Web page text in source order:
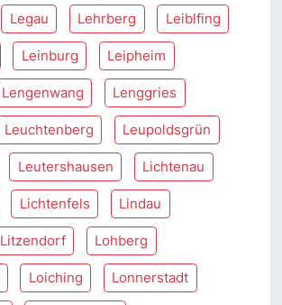
Legau Lehrberg Leiblfing
Leinburg Leipheim
Lengenwang Lenggries
Leuchtenberg Leupoldsgrün
Leutershausen Lichtenau
Lichtenfels Lindau
Litzendorf Lohberg
Loiching Lonnerstadt